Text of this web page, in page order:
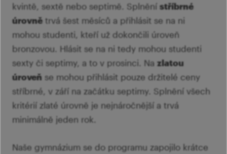
kvintě, sextě nebo septimě. Splnění stříbrné
úrovně trvá šest měsíců a přihlásit se na ni
mohou studenti, kteří už dokončili úroveň
bronzovou. Hlásit se na ni tedy mohou studenti
sexty či septimy, a to v prosinci. Na zlatou
úroveň se mohou přihlásit pouze držitelé ceny
stříbrné, v září na začátku septimy. Splnění všech
kritérií zlaté úrovně je nejnáročnější a trvá
minimálně jeden rok.
Naše gymnázium se do programu zapojilo krátce